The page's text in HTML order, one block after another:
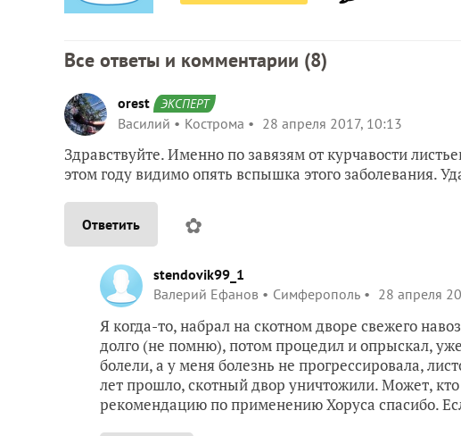
Все ответы и комментарии (8)
orest ЭКСПЕРТ
Василий Кострома 28 апреля 2017, 10:13
Здравствуйте. Именно по завязям от курчавости
этом году видимо опять вспышка этого заболевания.
Ответить ✿
stendovik99_1
Валерий Ефанов
Симферополь 28 апреля
Я когда-то, набрал на скотном дворе свежего
долго (не помню), потом процедил и опрыскал,
болели, а у меня болезнь не прогрессировала,
лет прошло, скотный двор уничтожили. Может,
рекомендацию по применению Хоруса спасибо.